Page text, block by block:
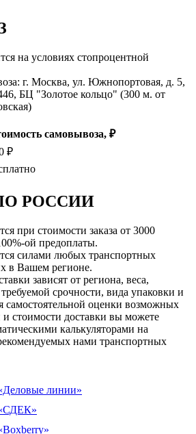
на условиях стопроцентной
г. Москва, ул. Южнопортовая, д. 5,
БЦ "Золотое кольцо" (300 м. от
самовывоза, ₽
₽
РОССИИ
при стоимости заказа от 3000
ой предоплаты.
силами любых транспортных
в Вашем регионе.
зависят от региона, веса,
срочности, вида упаковки и
самостоятельной оценки возможных
стоимости доставки вы можете
калькуляторами на
нами транспортных
линии»